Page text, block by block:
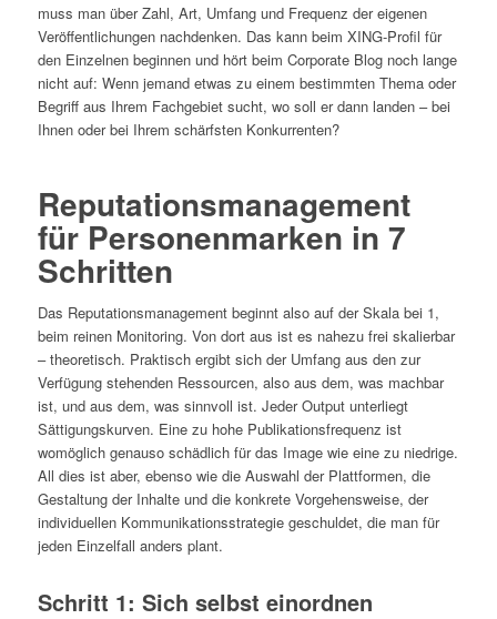
muss man über Zahl, Art, Umfang und Frequenz der eigenen
Veröffentlichungen nachdenken. Das kann beim XING-Profil für
den Einzelnen beginnen und hört beim Corporate Blog noch lange
nicht auf: Wenn jemand etwas zu einem bestimmten Thema oder
Begriff aus Ihrem Fachgebiet sucht, wo soll er dann landen – bei
Ihnen oder bei Ihrem schärfsten Konkurrenten?
Reputationsmanagement
für Personenmarken in 7
Schritten
Das Reputationsmanagement beginnt also auf der Skala bei 1,
beim reinen Monitoring. Von dort aus ist es nahezu frei skalierbar
– theoretisch. Praktisch ergibt sich der Umfang aus den zur
Verfügung stehenden Ressourcen, also aus dem, was machbar
ist, und aus dem, was sinnvoll ist. Jeder Output unterliegt
Sättigungskurven. Eine zu hohe Publikationsfrequenz ist
womöglich genauso schädlich für das Image wie eine zu niedrige.
All dies ist aber, ebenso wie die Auswahl der Plattformen, die
Gestaltung der Inhalte und die konkrete Vorgehensweise, der
individuellen Kommunikationsstrategie geschuldet, die man für
jeden Einzelfall anders plant.
Schritt 1: Sich selbst einordnen